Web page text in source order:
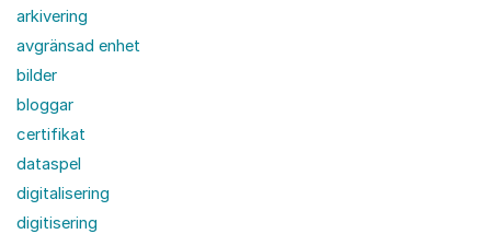
arkivering
avgränsad enhet
bilder
bloggar
certifikat
dataspel
digitalisering
digitisering